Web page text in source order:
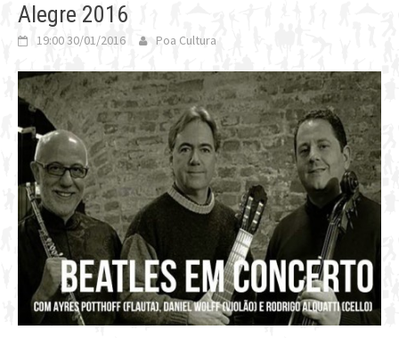
Alegre 2016
19:00 30/01/2016 Poa Cultura